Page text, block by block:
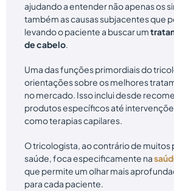
ajudando a entender não apenas os
também as causas subjacentes que
levando o paciente a buscar um
de cabelo.
Uma das funções primordiais do
orientações sobre os melhores
no mercado. Isso inclui desde
produtos específicos até
como terapias capilares.
O tricologista, ao contrário de muitos
saúde, foca especificamente na
que permite um olhar mais
para cada paciente.